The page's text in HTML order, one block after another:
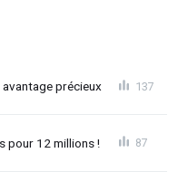
précieux 137
pour 12 millions ! 87